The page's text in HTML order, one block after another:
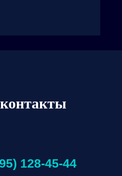
128-45-44